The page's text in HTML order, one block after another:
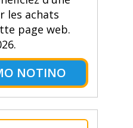
les achats
page web.
NOTINO